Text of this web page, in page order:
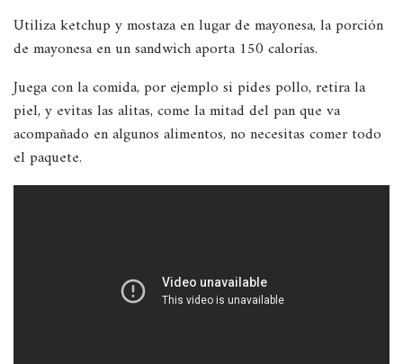
Utiliza ketchup y mostaza en lugar de mayonesa, la porción
de mayonesa en un sandwich aporta 150 calorías.
Juega con la comida, por ejemplo si pides pollo, retira la
piel, y evitas las alitas, come la mitad del pan que va
acompañado en algunos alimentos, no necesitas comer todo
el paquete.